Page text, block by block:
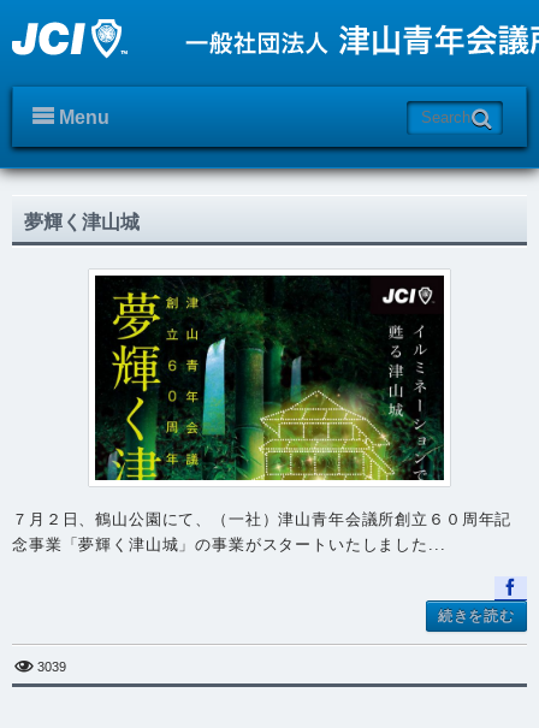
Menu
夢輝く津山城
７月２日、鶴山公園にて、（一社）津山青年会議所創立６０周年記
念事業「夢輝く津山城」の事業がスタートいたしました...
続きを読む
3039